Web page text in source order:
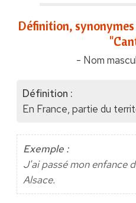
Définition,
- Nom
Définition :
En France, partie du
Exemple :
J'ai passé mon enfance
Alsace.